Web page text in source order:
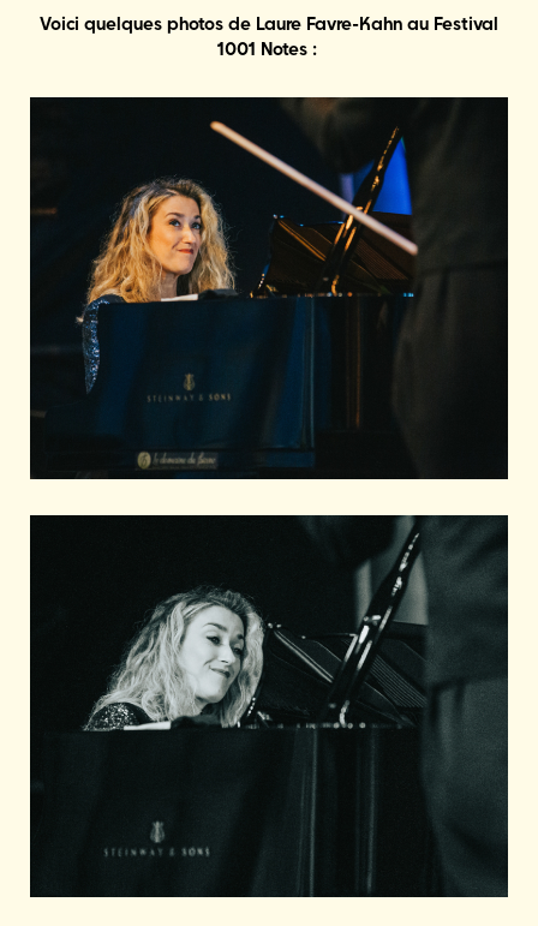
Voici quelques photos de Laure Favre-Kahn au Festival
1001 Notes :